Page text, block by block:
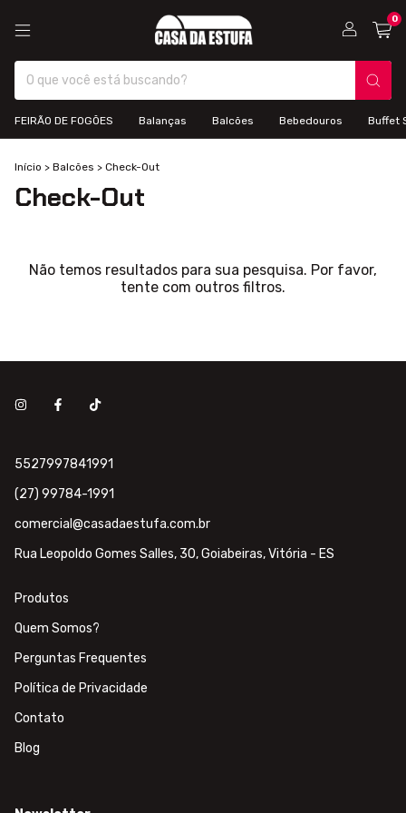
0
FEIRÃO DE FOGÕES Balanças Balcões Bebedouros Buffet
Início > Balcões > Check-Out
Check-Out
Não temos resultados para sua pesquisa. Por favor,
tente com outros filtros.
5527997841991
(27) 99784-1991
comercial@casadaestufa.com.br
Rua Leopoldo Gomes Salles, 30, Goiabeiras, Vitória - ES
Produtos
Quem Somos?
Perguntas Frequentes
Política de Privacidade
Contato
Blog